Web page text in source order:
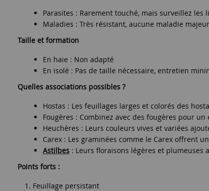
Parasites : Rarement touché, mais surveillez les
Maladies : Très résistant, aucune maladie
Taille et formation
En haie : Non adapté
En isolé : Pas de taille nécessaire, entretien
Quelles associations possibles ?
Hostas : Les feuillages larges et colorés des
Fougères : Combinez avec des fougères pour
Heuchères : Leurs couleurs vives et variées
Carex : Les graminées comme le Carex offrent
Astilbes : Leurs floraisons légères et plumeuses
Points forts :
Feuillage persistant